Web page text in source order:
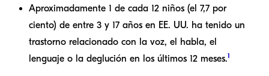
Aproximadamente 1 de cada 12 niños (el 7,7 por
ciento) de entre 3 y 17 años en EE. UU. ha tenido un
trastorno relacionado con la voz, el habla, el
lenguaje o la deglución en los últimos 12 meses.1